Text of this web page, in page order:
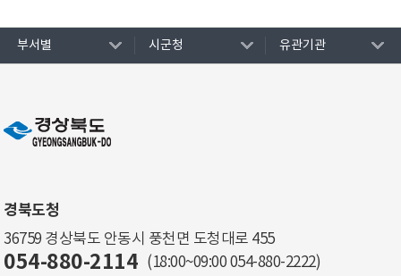
부서별 시군청 유관기관
경북도청
36759 경상북도 안동시 풍천면 도청대로 455
054-880-2114 (18:00~09:00 054-880-2222)